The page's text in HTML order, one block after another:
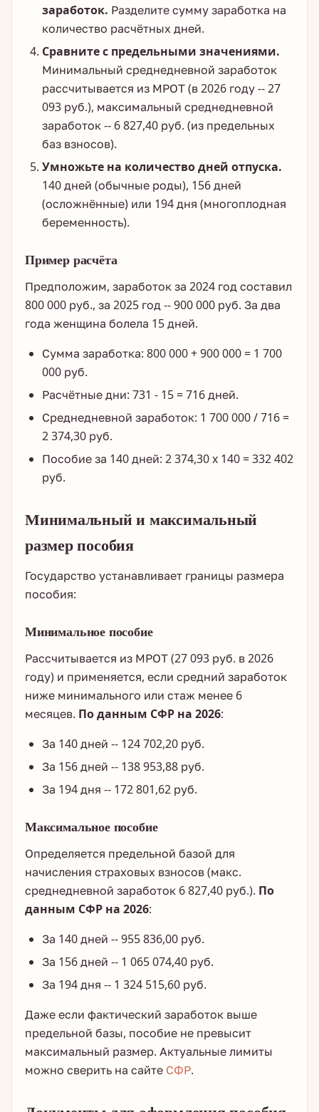
заработок. Разделите сумму заработка на
количество расчётных дней.
Сравните с предельными значениями.
Минимальный среднедневной заработок
рассчитывается из МРОТ (в 2026 году -- 27
093 руб.), максимальный среднедневной
заработок -- 6 827,40 руб. (из предельных
баз взносов).
Умножьте на количество дней отпуска.
140 дней (обычные роды), 156 дней
(осложнённые) или 194 дня (многоплодная
беременность).
Пример расчёта
Предположим, заработок за 2024 год составил
800 000 руб., за 2025 год -- 900 000 руб. За два
года женщина болела 15 дней.
Сумма заработка: 800 000 + 900 000 = 1 700
000 руб.
Расчётные дни: 731 - 15 = 716 дней.
Среднедневной заработок: 1 700 000 / 716 =
2 374,30 руб.
Пособие за 140 дней: 2 374,30 x 140 = 332 402
руб.
Минимальный и максимальный
размер пособия
Государство устанавливает границы размера
пособия:
Минимальное пособие
Рассчитывается из МРОТ (27 093 руб. в 2026
году) и применяется, если средний заработок
ниже минимального или стаж менее 6
месяцев. По данным СФР на 2026:
За 140 дней -- 124 702,20 руб.
За 156 дней -- 138 953,88 руб.
За 194 дня -- 172 801,62 руб.
Максимальное пособие
Определяется предельной базой для
начисления страховых взносов (макс.
среднедневной заработок 6 827,40 руб.). По
данным СФР на 2026:
За 140 дней -- 955 836,00 руб.
За 156 дней -- 1 065 074,40 руб.
За 194 дня -- 1 324 515,60 руб.
Даже если фактический заработок выше
предельной базы, пособие не превысит
максимальный размер. Актуальные лимиты
можно сверить на сайте СФР.